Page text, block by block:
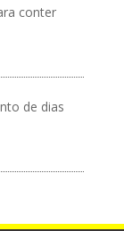
conter
de dias